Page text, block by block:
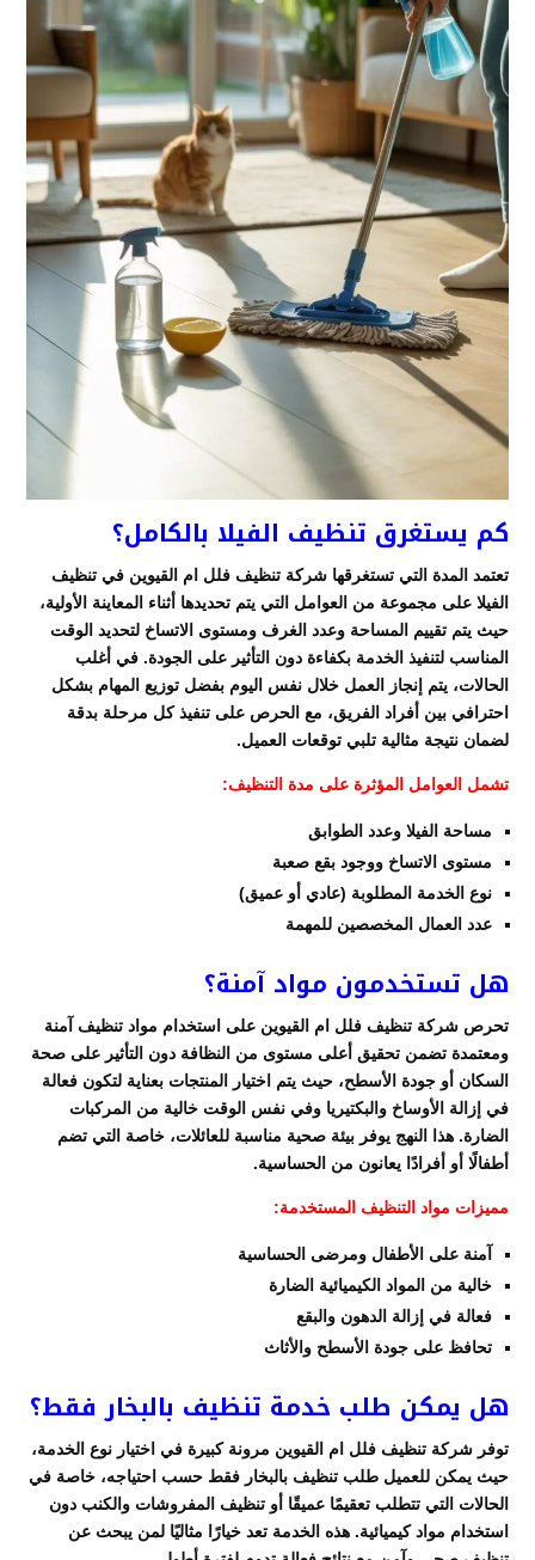
كم يستغرق تنظيف الفيلا بالكامل؟
تعتمد المدة التي تستغرقها شركة تنظيف فلل ام القيوين في تنظيف
الفيلا على مجموعة من العوامل التي يتم تحديدها أثناء المعاينة الأولية،
حيث يتم تقييم المساحة وعدد الغرف ومستوى الاتساخ لتحديد الوقت
المناسب لتنفيذ الخدمة بكفاءة دون التأثير على الجودة. في أغلب
الحالات، يتم إنجاز العمل خلال نفس اليوم بفضل توزيع المهام بشكل
احترافي بين أفراد الفريق، مع الحرص على تنفيذ كل مرحلة بدقة
لضمان نتيجة مثالية تلبي توقعات العميل.
تشمل العوامل المؤثرة على مدة التنظيف:
مساحة الفيلا وعدد الطوابق
مستوى الاتساخ ووجود بقع صعبة
نوع الخدمة المطلوبة (عادي أو عميق)
عدد العمال المخصصين للمهمة
هل تستخدمون مواد آمنة؟
تحرص شركة تنظيف فلل ام القيوين على استخدام مواد تنظيف آمنة
ومعتمدة تضمن تحقيق أعلى مستوى من النظافة دون التأثير على صحة
السكان أو جودة الأسطح، حيث يتم اختيار المنتجات بعناية لتكون فعالة
في إزالة الأوساخ والبكتيريا وفي نفس الوقت خالية من المركبات
الضارة. هذا النهج يوفر بيئة صحية مناسبة للعائلات، خاصة التي تضم
أطفالًا أو أفرادًا يعانون من الحساسية.
مميزات مواد التنظيف المستخدمة:
آمنة على الأطفال ومرضى الحساسية
خالية من المواد الكيميائية الضارة
فعالة في إزالة الدهون والبقع
تحافظ على جودة الأسطح والأثاث
هل يمكن طلب خدمة تنظيف بالبخار فقط؟
توفر شركة تنظيف فلل ام القيوين مرونة كبيرة في اختيار نوع الخدمة،
حيث يمكن للعميل طلب تنظيف بالبخار فقط حسب احتياجه، خاصة في
الحالات التي تتطلب تعقيمًا عميقًا أو تنظيف المفروشات والكنب دون
استخدام مواد كيميائية. هذه الخدمة تعد خيارًا مثاليًا لمن يبحث عن